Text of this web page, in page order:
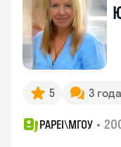
5 3
PAPEI\MГОУ •